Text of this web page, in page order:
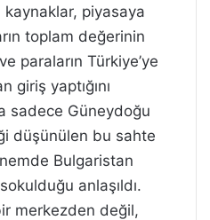
kaynaklar, piyasaya
toplam değerinin
paraların Türkiye’ye
giriş yaptığını
sadece Güneydoğu
düşünülen bu sahte
Bulgaristan
anlaşıldı.
merkezden değil,